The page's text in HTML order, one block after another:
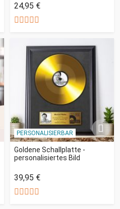
24,95 €
PERSONALISIERBAR
Goldene Schallplatte -
personalisiertes Bild
39,95 €